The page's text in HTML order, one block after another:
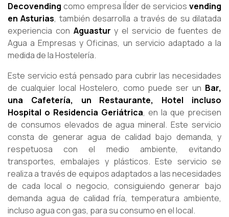
Decovending como empresa lÍder de servicios vending
en Asturias, también desarrolla a través de su dilatada
experiencia con Aguastur y el servicio de fuentes de
Agua a Empresas y Oficinas, un servicio adaptado a la
medida de la Hostelería.
Este servicio está pensado para cubrir las necesidades
de cualquier local Hostelero, como puede ser un Bar,
una Cafetería, un Restaurante, Hotel incluso
Hospital o Residencia Geriátrica, en la que precisen
de consumos elevados de agua mineral. Este servicio
consta de generar agua de calidad bajo demanda, y
respetuosa con el medio ambiente, evitando
transportes, embalajes y plásticos. Este servicio se
realiza a través de equipos adaptados a las necesidades
de cada local o negocio, consiguiendo generar bajo
demanda agua de calidad fría, temperatura ambiente,
incluso agua con gas, para su consumo en el local.